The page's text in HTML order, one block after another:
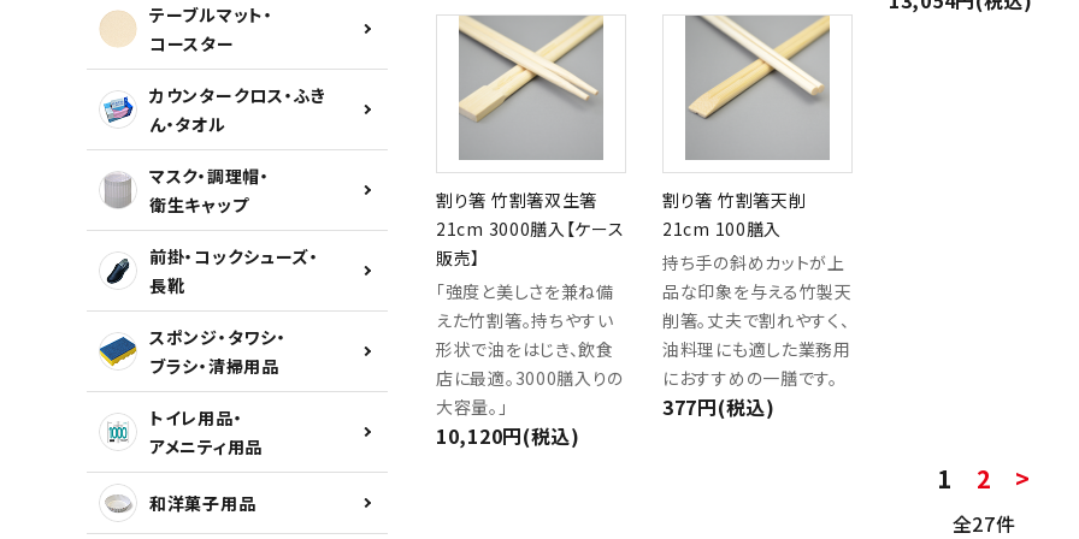
テーブルマット・
コースター
カウンタークロス・ふき
ん・タオル
マスク・調理帽・
衛生キャップ
前掛・コックシューズ・
長靴
スポンジ・タワシ・
ブラシ・清掃用品
トイレ用品・
アメニティ用品
和洋菓子用品
割り箸 竹割箸双生箸
21cm 3000膳入【ケース
販売】
「強度と美しさを兼ね備
えた竹割箸。持ちやすい
形状で油をはじき、飲食
店に最適。3000膳入りの
大容量。」
10,120円(税込)
割り箸 竹割箸天削
21cm 100膳入
持ち手の斜めカットが上
品な印象を与える竹製天
削箸。丈夫で割れやすく、
油料理にも適した業務用
におすすめの一膳です。
377円(税込)
1 2 >
全27件